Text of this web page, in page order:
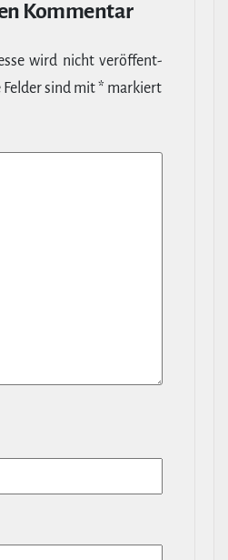
Kommentar
wird nicht ver­öf­fent­
sind mit* markiert